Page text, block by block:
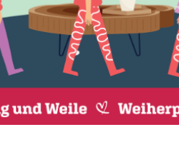
sind mit *markiert
E-Mail-Adresse
meinen nächsten Kommentar